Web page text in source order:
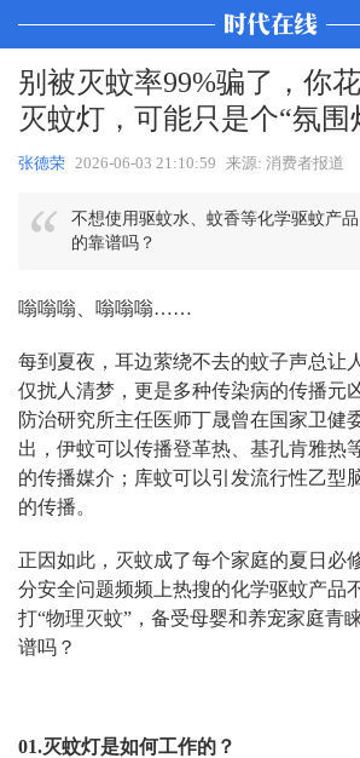
别被灭蚊率99%骗了，你
灭蚊灯，可能只是个“氛围
张德荣 2026-06-03 21:10:59 来源: 消费者报道
不想使用驱蚊水、蚊香等化学驱蚊产
的靠谱吗？
嗡嗡嗡、嗡嗡嗡……
每到夏夜，耳边萦绕不去的蚊子声总让
仅扰人清梦，更是多种传染病的传播元
防治研究所主任医师丁晟曾在国家卫健
出，伊蚊可以传播登革热、基孔肯雅热
的传播媒介；库蚊可以引发流行性乙型
的传播。
正因如此，灭蚊成了每个家庭的夏日必
分安全问题频频上热搜的化学驱蚊产品
打“物理灭蚊”，备受母婴和养宠家庭青
谱吗？
01.灭蚊灯是如何工作的？